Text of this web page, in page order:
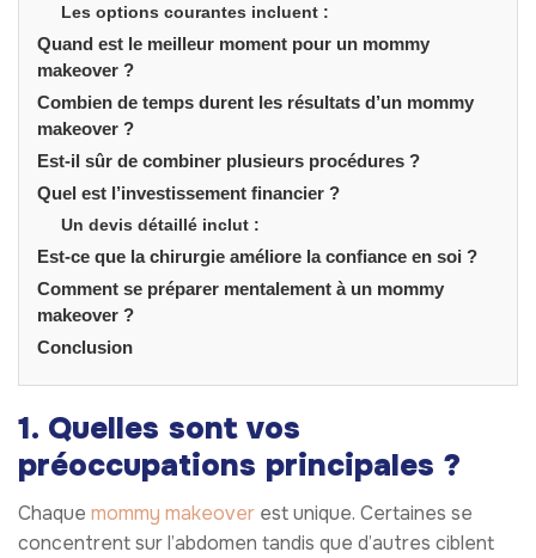
Les options courantes incluent :
Quand est le meilleur moment pour un mommy
makeover ?
Combien de temps durent les résultats d’un mommy
makeover ?
Est-il sûr de combiner plusieurs procédures ?
Quel est l’investissement financier ?
Un devis détaillé inclut :
Est-ce que la chirurgie améliore la confiance en soi ?
Comment se préparer mentalement à un mommy
makeover ?
Conclusion
1. Quelles sont vos
préoccupations principales ?
Chaque mommy makeover est unique. Certaines se
concentrent sur l’abdomen tandis que d’autres ciblent